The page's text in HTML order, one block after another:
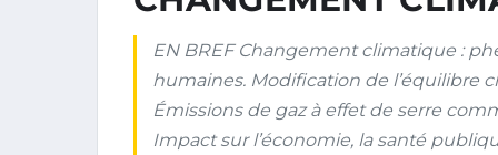
EN BREF Changement climatique :
humaines. Modification de l’équilibre
Émissions de gaz à effet de serre
Impact sur l’économie, la santé